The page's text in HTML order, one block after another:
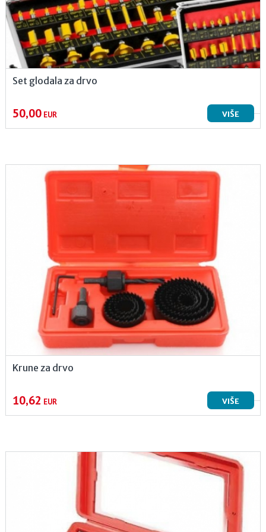
Set glodala za drvo
50,00EUR VIŠE
Krune za drvo
10,62 EUR VIŠE